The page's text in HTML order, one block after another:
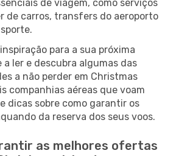
de viagem, como serviços
de carros, transfers do aeroporto
para a sua próxima
ler e descubra algumas das
a não perder em Christmas
companhias aéreas que voam
dicas sobre como garantir os
da reserva dos seus voos.
as melhores ofertas